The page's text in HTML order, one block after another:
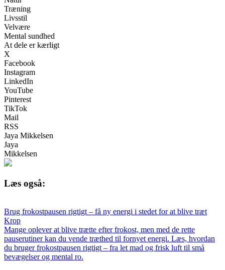
Træning
Livsstil
Velvære
Mental sundhed
At dele er kærligt
X
Facebook
Instagram
LinkedIn
YouTube
Pinterest
TikTok
Mail
RSS
Jaya Mikkelsen
Jaya
Mikkelsen
Læs også:
Brug frokostpausen rigtigt – få ny energi i stedet for at blive træt
Krop
Mange oplever at blive trætte efter frokost, men med de rette
pauserutiner kan du vende træthed til fornyet energi. Læs, hvordan
du bruger frokostpausen rigtigt – fra let mad og frisk luft til små
bevægelser og mental ro.